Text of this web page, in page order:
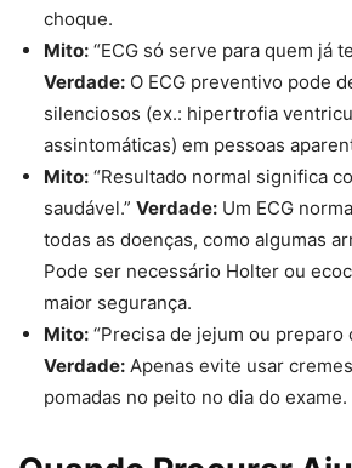
choque.
Mito: “ECG só serve para quem já
Verdade: O ECG preventivo pode
silenciosos (ex.: hipertrofia
assintomáticas) em pessoas
Mito: “Resultado normal significa
saudável.” Verdade: Um ECG
todas as doenças, como algumas
Pode ser necessário Holter ou
maior segurança.
Mito: “Precisa de jejum ou preparo
Verdade: Apenas evite usar
pomadas no peito no dia do